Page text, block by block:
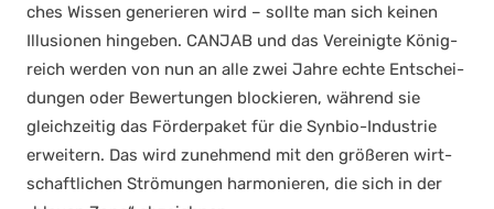
ches Wis­sen gene­rie­ren wird – soll­te man sich kei­nen
Illu­sio­nen hin­ge­ben. CANJAB und das Ver­ei­nig­te König­
reich wer­den von nun an alle zwei Jah­re ech­te Ent­schei­
dun­gen oder Bewer­tun­gen blo­ckie­ren, wäh­rend sie
gleich­zei­tig das För­der­pa­ket für die Syn­bio-Indus­trie
erwei­tern. Das wird zuneh­mend mit den grö­ße­ren wirt­
schaft­li­chen Strö­mun­gen har­mo­nie­ren, die sich in der